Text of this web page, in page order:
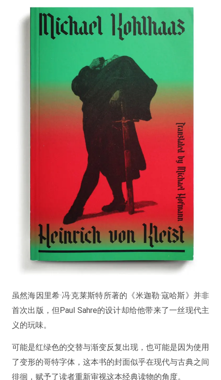
虽然海因里希·冯·克莱斯特所著的《米迦勒·寇哈斯》并非
首次出版，但Paul Sahre的设计却给他带来了一丝现代主
义的玩味。
可能是红绿色的交替与渐变反复出现，也可能是因为使用
了变形的哥特字体，这本书的封面似乎在现代与古典之间
徘徊，赋予了读者重新审视这本经典读物的角度。